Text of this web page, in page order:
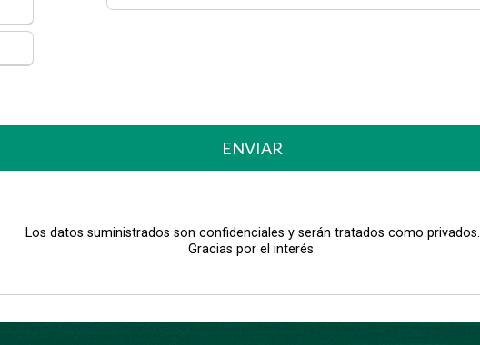
ENVIAR
Los datos suministrados son confidenciales y serán tratados como privados.
Gracias por el interés.